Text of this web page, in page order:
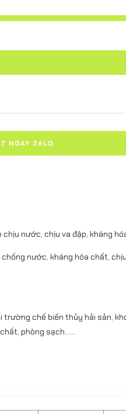
NGAY ZALO
chịu nước, chịu va đập, kháng
nước, kháng hóa chất,
trường chế biến thủy hải sản,
phòng sạch…...